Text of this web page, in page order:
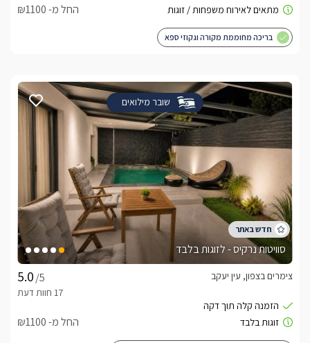
החל מ- ₪1100
בריכה מחוממת מקורה וגקוזי ספא
שובר מילואים
סוויטות נרקיס - לזוגות בלבד
/5
צימרים בצפון, עין יעקב
החל מ- ₪1100